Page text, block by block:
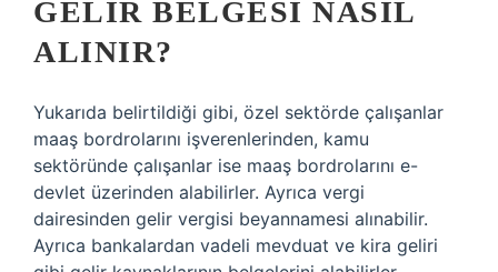
GELIR BELGESI NASIL
ALINIR?
Yukarıda belirtildiği gibi, özel sektörde çalışanlar
maaş bordrolarını işverenlerinden, kamu
sektöründe çalışanlar ise maaş bordrolarını e-
devlet üzerinden alabilirler. Ayrıca vergi
dairesinden gelir vergisi beyannamesi alınabilir.
Ayrıca bankalardan vadeli mevduat ve kira geliri